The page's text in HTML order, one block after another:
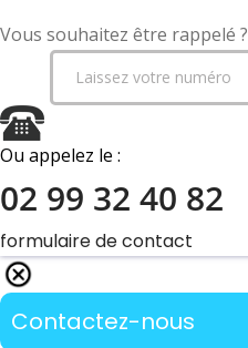
Vous souhaitez être rappelé ?
Ou appelez le :
02 99 32 40 82
formulaire de contact
Contactez-nous